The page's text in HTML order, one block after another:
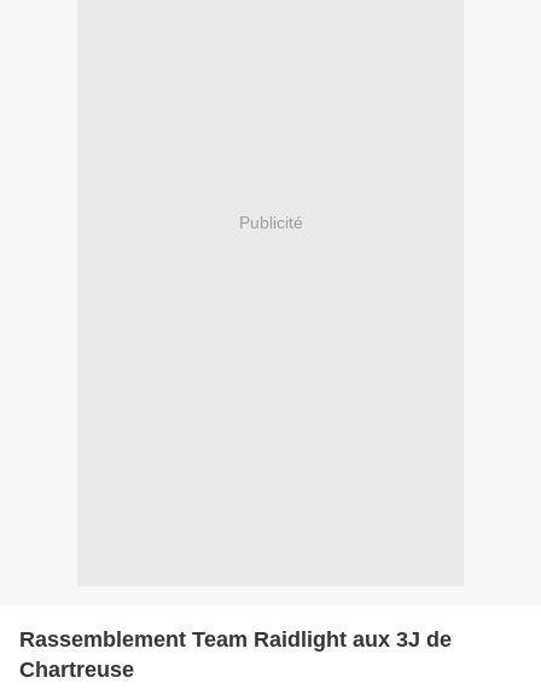
Publicité
Rassemblement Team Raidlight aux 3J de
Chartreuse